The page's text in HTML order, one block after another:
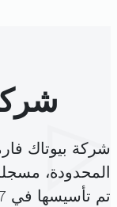
شركة بيوتاك
المحدودة،
تم تأسيسها في 27 أفريل 2016 برأس مال قدره